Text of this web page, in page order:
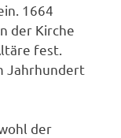
1664
der Kirche
fest.
Jahrhundert
der